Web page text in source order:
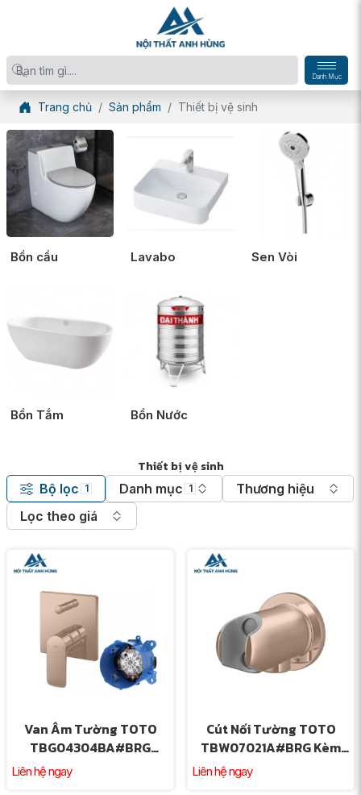
Danh Mục
Trang chủ Sản phẩm Thiết bị vệ sinh
Bồn cầu Lavabo Sen Vòi
Bồn Tắm Bồn Nước
Thiết bị vệ sinh
Bộ lọc 1 Danh mục 1
Thương hiệu
Lọc theo giá
Van Âm Tường TOTO
TBG04304BA#BRG
TBN01001B Chuyển
Hướng Vàng Hồng
Liên hệ ngay
Cút Nối Tường TOTO
TBW07021A#BRG Kèm
Gác Sen Màu Vàng Hồng
Liên hệ ngay